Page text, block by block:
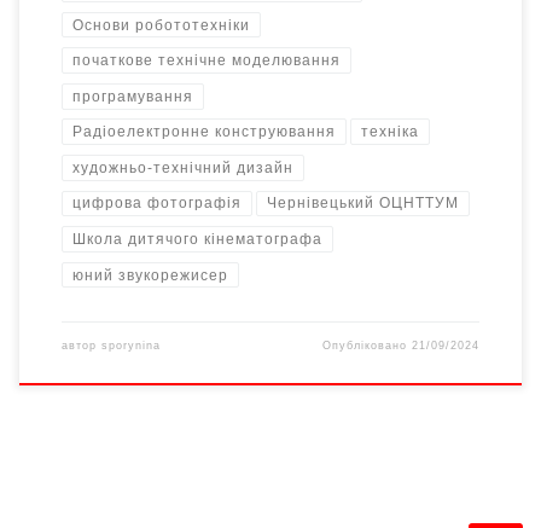
Основи робототехніки
початкове технічне моделювання
програмування
Радіоелектронне конструювання техніка
художньо-технічний дизайн
цифрова фотографія Чернівецький ОЦНТТУМ
Школа дитячого кінематографа
юний звукорежисер
автор sporynina Опубліковано21/09/2024